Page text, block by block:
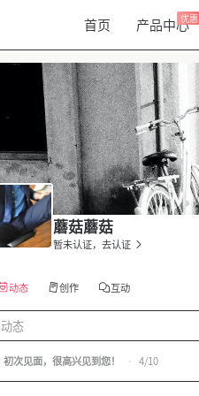
首页 产品中心优惠
蘑菇蘑菇
暂未认证，去认证
动态 创作 互动
动态
初次见面，很高兴见到您！ • 4/10